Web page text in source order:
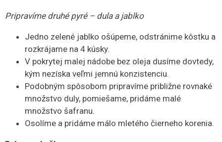
Pripravíme druhé pyré – dula a jablko
Jedno zelené jablko ošúpeme, odstránime kôstku a
rozkrájame na 4 kúsky.
V pokrytej malej nádobe bez oleja dusíme dovtedy,
kým nezíska veľmi jemnú konzistenciu.
Podobným spôsobom pripravíme približne rovnaké
množstvo duly, pomiešame, pridáme malé
množstvo šafranu.
Osolíme a pridáme málo mletého čierneho korenia.